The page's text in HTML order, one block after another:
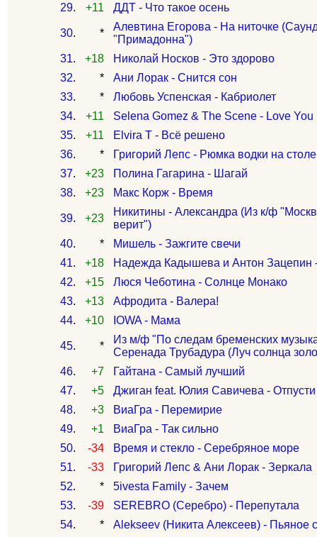
29. +11 ДДТ - Что такое осень
30. *
Алевтина Егорова - На ниточке
"Примадонна")
31. +18
Николай Носков - Это здорово
32. *
Ани Лорак - Снится сон
33. *
Любовь Успенская - Кабриолет
34. +11
Selena Gomez & The Scene - Love
35. +11
Elvira T - Всё решено
36. *
Григорий Лепс - Рюмка водки на столе
37. +23
Полина Гагарина - Шагай
38. +23 Макс Корж - Время
39. +23
Никитины - Александра (Из к/ф
верит")
40. *
Мишель - Зажгите свечи
41. +18
Надежда Кадышева и Антон Зацепин
42. +15
Люся Чеботина - Солнце Монако
43. +13
Афродита - Валера!
44. +10 IOWA - Мама
45. *
Из м/ф "По следам бременских
Серенада Трубадура (Луч солнца
46. +7
Гайтана - Самый лучший
47. +5
Джиган feat. Юлия Савичева - Отпусти
48. +3
ВиаГра - Перемирие
49. +1
ВиаГра - Так сильно
50. -34
Время и стекло - Серебряное море
51. -33
Григорий Лепс & Ани Лорак - Зеркала
52. *
5ivesta Family - Зачем
53. -39
SEREBRO (Серебро) - Перепутала
54. * Alekseev (Никита Алексеев) - Пьяное